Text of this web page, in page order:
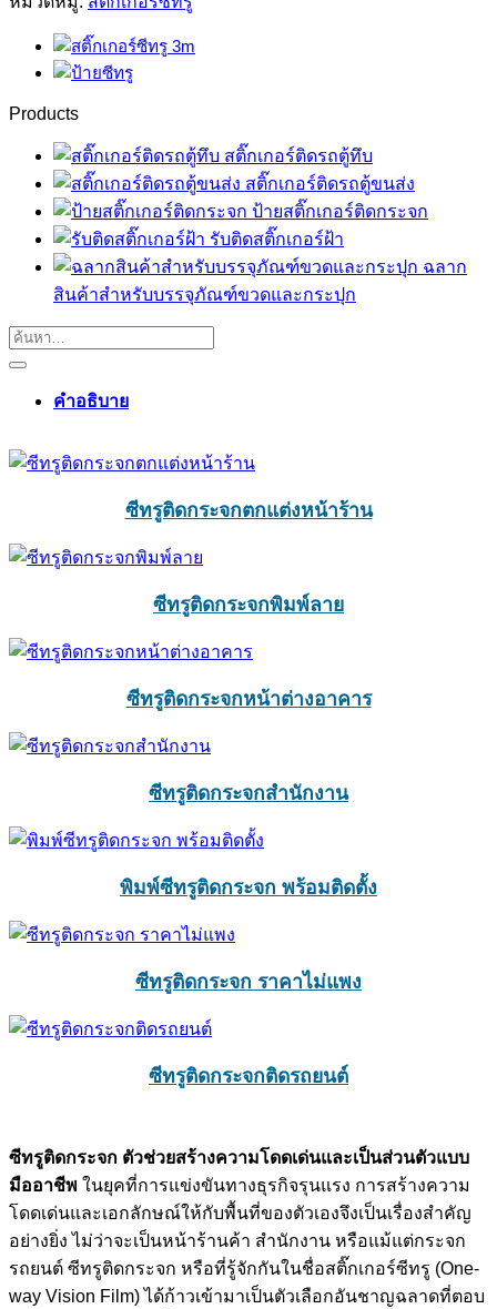
Products
สติ๊กเกอร์ติดรถตู้ทึบ
สติ๊กเกอร์ติดรถตู้ขนส่ง
ป้ายสติ๊กเกอร์ติดกระจก
รับติดสติ๊กเกอร์ฝ้า
ฉลาก
สินค้าสำหรับบรรจุภัณฑ์ขวดและกระปุก
คำอธิบาย
ซีทรูติดกระจกตกแต่งหน้าร้าน
ซีทรูติดกระจกพิมพ์ลาย
ซีทรูติดกระจกหน้าต่างอาคาร
ซีทรูติดกระจกสำนักงาน
พิมพ์ซีทรูติดกระจก พร้อมติดตั้ง
ซีทรูติดกระจก ราคาไม่แพง
ซีทรูติดกระจกติดรถยนต์
ซีทรูติดกระจก ตัวช่วยสร้างความโดดเด่นและเป็นส่วนตัวแบบ
มืออาชีพ ในยุคที่การแข่งขันทางธุรกิจรุนแรง การสร้างความ
โดดเด่นและเอกลักษณ์ให้กับพื้นที่ของตัวเองจึงเป็นเรื่องสำคัญ
อย่างยิ่ง ไม่ว่าจะเป็นหน้าร้านค้า สำนักงาน หรือแม้แต่กระจก
รถยนต์ ซีทรูติดกระจก หรือที่รู้จักกันในชื่อสติ๊กเกอร์ซีทรู (One-
way Vision Film) ได้ก้าวเข้ามาเป็นตัวเลือกอันชาญฉลาดที่ตอบ